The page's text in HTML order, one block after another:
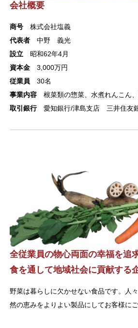
会社概要
商号 株式会社塩義
代表者 中野 義光
設立 昭和62年4月
資本金 3,000万円
従業員 30名
事業内容 根菜類の惣菜、水煮れんこん
取引銀行 愛知銀行/津島支店 三井住友
全従業員の物心両面の幸福を追
食を通して地域社会に貢献する
野菜は暮らしに欠かせない食品です。人
然の恵みをよりよい製品にしてお客様に